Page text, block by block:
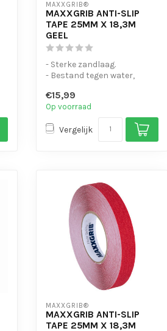
MAXXGRIB®
MAXXGRIB ANTI-SLIP
TAPE 25MM X 18,3M
GEEL
- Sterke zandlaag.
- Bestand tegen water,
- Is eenvo...
€15,99
Op voorraad
Vergelijk
MAXXGRIB®
MAXXGRIB ANTI-SLIP
TAPE 25MM X 18,3M